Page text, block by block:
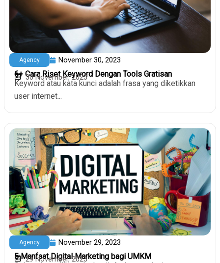
Agency November 30, 2023
6+ Cara Riset Keyword Dengan Tools Gratisan
30 November, 2023
Keyword atau kata kunci adalah frasa yang diketikkan
user internet...
Agency November 29, 2023
5 Manfaat Digital Marketing bagi UMKM
29 November, 2023